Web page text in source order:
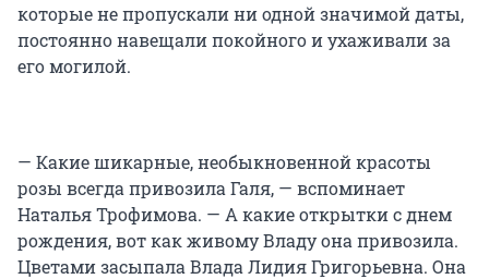
которые не пропускали ни одной значимой даты,
постоянно навещали покойного и ухаживали за
его могилой.
— Какие шикарные, необыкновенной красоты
розы всегда привозила Галя, — вспоминает
Наталья Трофимова. — А какие открытки с днем
рождения, вот как живому Владу она привозила.
Цветами засыпала Влада Лидия Григорьевна. Она